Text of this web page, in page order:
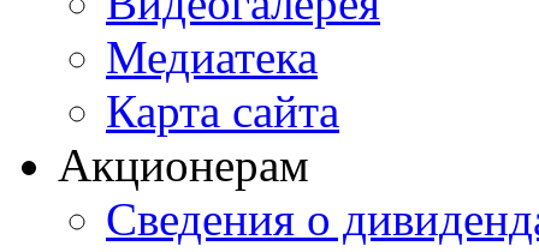
Медиатека
Карта сайта
Акционерам
Сведения о